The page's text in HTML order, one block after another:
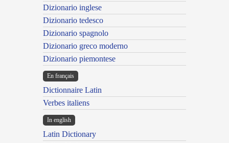
Dizionario inglese
Dizionario tedesco
Dizionario spagnolo
Dizionario greco moderno
Dizionario piemontese
En français
Dictionnaire Latin
Verbes italiens
In english
Latin Dictionary